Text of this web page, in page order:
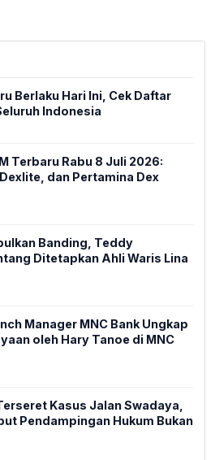
Berlaku Hari Ini, Cek Daftar
Indonesia
Terbaru Rabu 8 Juli 2026:
dan Pertamina Dex
Banding, Teddy
Ditetapkan Ahli Waris Lina
Manager MNC Bank Ungkap
oleh Hary Tanoe di MNC
Kasus Jalan Swadaya,
Pendampingan Hukum Bukan